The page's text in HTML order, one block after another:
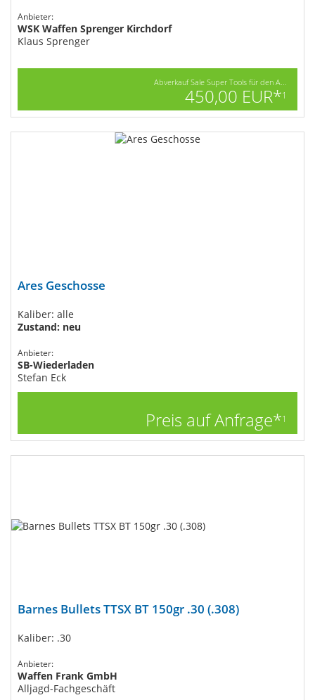
Anbieter:
WSK Waffen Sprenger Kirchdorf
Klaus Sprenger
Abverkauf Sale Super Tools für den A...
450,00 EUR*1
Ares Geschosse
Kaliber: alle
Zustand: neu
Anbieter:
SB-Wiederladen
Stefan Eck
Preis auf Anfrage*1
Barnes Bullets TTSX BT 150gr .30 (.308)
Kaliber: .30
Anbieter:
Waffen Frank GmbH
Alljagd-Fachgeschäft